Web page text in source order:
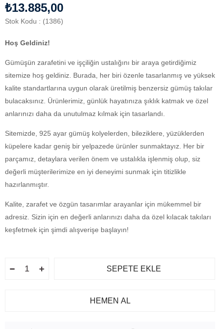
₺13.885,00
Stok Kodu (1386)
Hoş Geldiniz!
Gümüşün zarafetini ve işçiliğin ustalığını bir araya getirdiğimiz
sitemize hoş geldiniz. Burada, her biri özenle tasarlanmış ve yüksek
kalite standartlarına uygun olarak üretilmiş benzersiz gümüş takılar
bulacaksınız. Ürünlerimiz, günlük hayatınıza şıklık katmak ve özel
anlarınızı daha da unutulmaz kılmak için tasarlandı.
Sitemizde, 925 ayar gümüş kolyelerden, bileziklere, yüzüklerden
küpelere kadar geniş bir yelpazede ürünler sunmaktayız. Her bir
parçamız, detaylara verilen önem ve ustalıkla işlenmiş olup, siz
değerli müşterilerimize en iyi deneyimi sunmak için titizlikle
hazırlanmıştır.
Kalite, zarafet ve özgün tasarımlar arayanlar için mükemmel bir
adresiz. Sizin için en değerli anlarınızı daha da özel kılacak takıları
keşfetmek için şimdi alışverişe başlayın!